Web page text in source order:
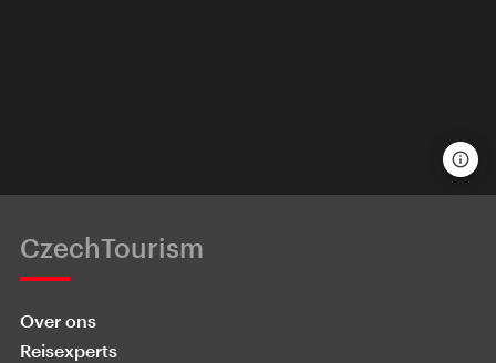
CzechTourism
Over ons
Reisexperts